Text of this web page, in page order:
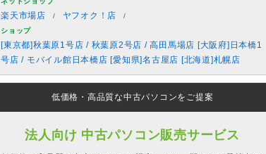
楽天市場店 ヤフオク！店
ショップ
[東京都]秋葉原1号店 / 秋葉原2号店 / 高田馬場店 [大阪府]日本橋1
号店 / モバイル館日本橋店 [愛知県]名古屋店 [北海道]札幌店
低価格・高品質な中古パソコンをご提案
法人向け 中古パソコン販売サービス